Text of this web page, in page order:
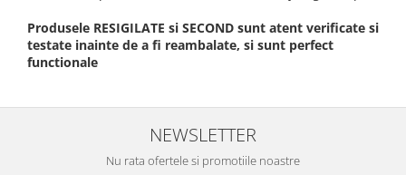
Produsele RESIGILATE si SECOND sunt atent verificate si
testate inainte de a fi reambalate, si sunt perfect
functionale
NEWSLETTER
Nu rata ofertele si promotiile noastre